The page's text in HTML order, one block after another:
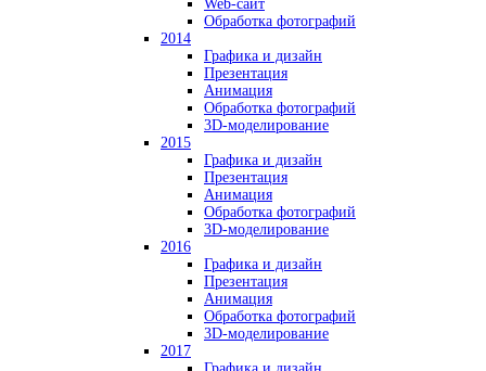
Web-сайт
Обработка фотографий
2014
Графика и дизайн
Презентация
Анимация
Обработка фотографий
3D-моделирование
2015
Графика и дизайн
Презентация
Анимация
Обработка фотографий
3D-моделирование
2016
Графика и дизайн
Презентация
Анимация
Обработка фотографий
3D-моделирование
2017